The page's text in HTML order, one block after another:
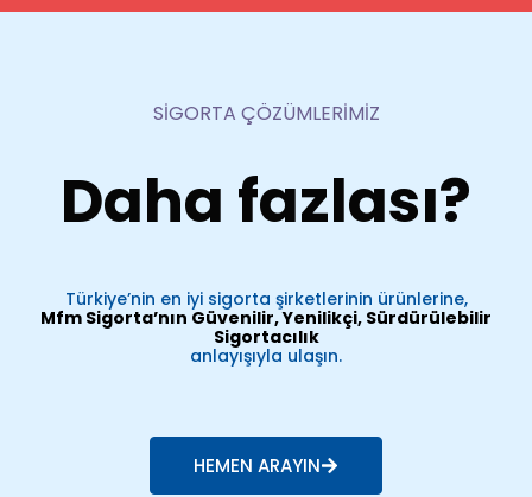
SİGORTA ÇÖZÜMLERİMİZ
Daha fazlası?
Türkiye’nin en iyi sigorta şirketlerinin ürünlerine,
Mfm Sigorta’nın Güvenilir, Yenilikçi, Sürdürülebilir
Sigortacılık
anlayışıyla ulaşın.
HEMEN ARAYIN